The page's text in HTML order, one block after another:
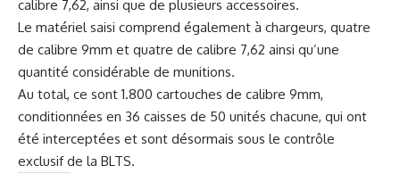
calibre 7,62, ainsi que de plusieurs accessoires.
Le matériel saisi comprend également à chargeurs, quatre
de calibre 9mm et quatre de calibre 7,62 ainsi qu’une
quantité considérable de munitions.
Au total, ce sont 1.800 cartouches de calibre 9mm,
conditionnées en 36 caisses de 50 unités chacune, qui ont
été interceptées et sont désormais sous le contrôle
exclusif de la BLTS.